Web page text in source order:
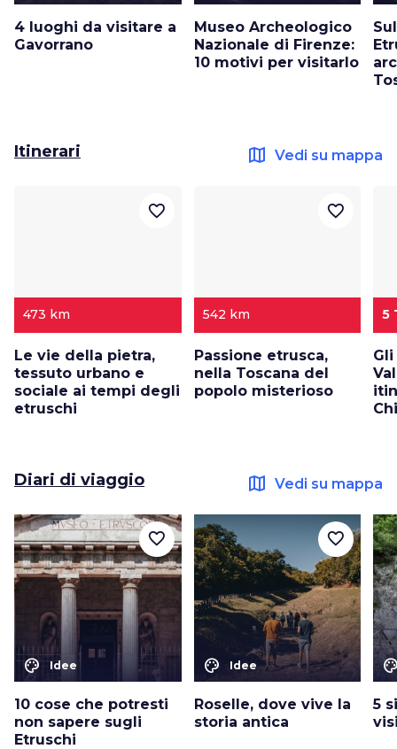
4 luoghi da visitare a
Gavorrano
Museo Archeologico
Nazionale di Firenze:
10 motivi per visitarlo
Itinerari map Vedi su mappa
473 km
Le vie della pietra,
tessuto urbano e
sociale ai tempi degli
etruschi
favorite_border
542 km
Passione etrusca,
nella Toscana del
popolo misterioso
favorite_border
5
Diari di viaggio map Vedi su mappa
color_lens Idee
10 cose che potresti
non sapere sugli
Etruschi
favorite_border
color_lens Idee
Roselle, dove vive la
storia antica
favorite_border
5